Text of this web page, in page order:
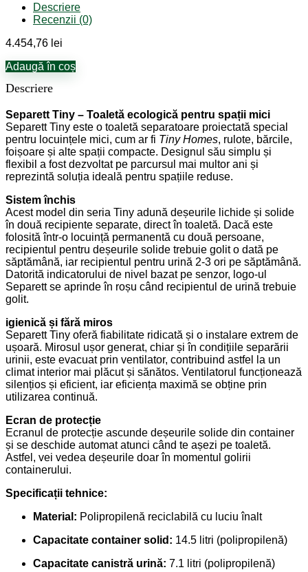
Descriere
Recenzii (0)
4.454,76 lei
Adaugă în coș
Descriere
Separett Tiny – Toaletă ecologică pentru spații mici
Separett Tiny este o toaletă separatoare proiectată special
pentru locuințele mici, cum ar fi Tiny Homes, rulote, bărcile,
foișoare și alte spații compacte. Designul său simplu și
flexibil a fost dezvoltat pe parcursul mai multor ani și
reprezintă soluția ideală pentru spațiile reduse.
Sistem închis
Acest model din seria Tiny adună deșeurile lichide și solide
în două recipiente separate, direct în toaletă. Dacă este
folosită într-o locuință permanentă cu două persoane,
recipientul pentru deșeurile solide trebuie golit o dată pe
săptămână, iar recipientul pentru urină 2-3 ori pe săptămână.
Datorită indicatorului de nivel bazat pe senzor, logo-ul
Separett se aprinde în roșu când recipientul de urină trebuie
golit.
igienică și fără miros
Separett Tiny oferă fiabilitate ridicată și o instalare extrem de
ușoară. Mirosul ușor generat, chiar și în condițiile separării
urinii, este evacuat prin ventilator, contribuind astfel la un
climat interior mai plăcut și sănătos. Ventilatorul funcționează
silențios și eficient, iar eficiența maximă se obține prin
utilizarea continuă.
Ecran de protecție
Ecranul de protecție ascunde deșeurile solide din container
și se deschide automat atunci când te așezi pe toaletă.
Astfel, vei vedea deșeurile doar în momentul golirii
containerului.
Specificații tehnice:
Material: Polipropilenă reciclabilă cu luciu înalt
Capacitate container solid: 14.5 litri (polipropilenă)
Capacitate canistră urină: 7.1 litri (polipropilenă)